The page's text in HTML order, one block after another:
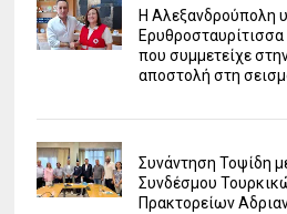
Η Αλεξανδρούπολη
που συμμετείχε
αποστολή στη
Συνάντηση Τοψίδη
Συνδέσμου
Πρακτορείων